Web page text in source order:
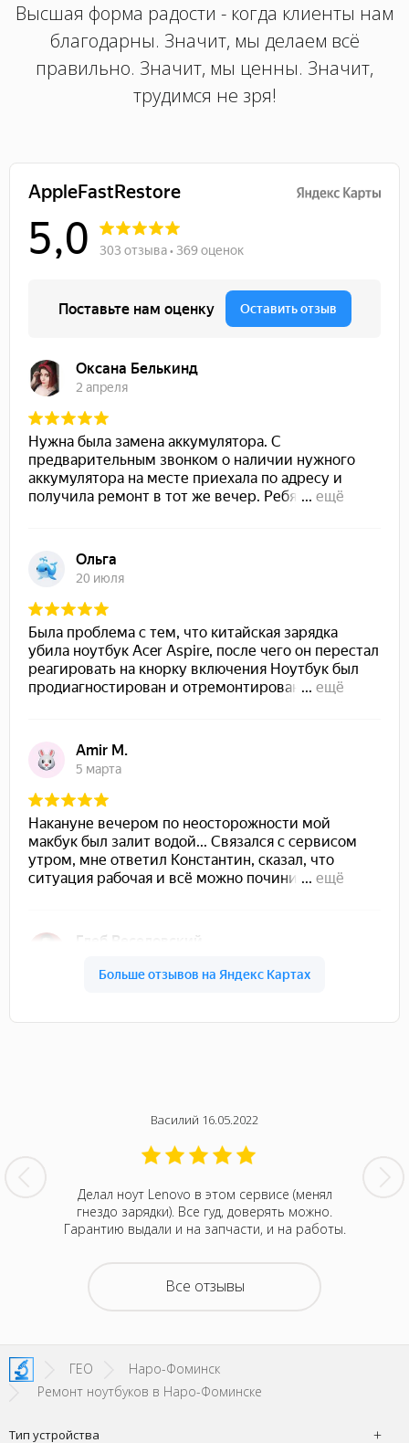
Высшая форма радости - когда клиенты нам
благодарны. Значит, мы делаем всё
правильно. Значит, мы ценны. Значит,
трудимся не зря!
за
Василий 16.05.2022
Делал ноут Lenovo в этом сервисе (менял
гнездо зарядки). Все гуд, доверять можно.
Гарантию выдали и на запчасти, и на работы.
Была
не
Все отзывы
ГЕО
Наро-Фоминск
Ремонт ноутбуков в Наро-Фоминске
Тип устройства